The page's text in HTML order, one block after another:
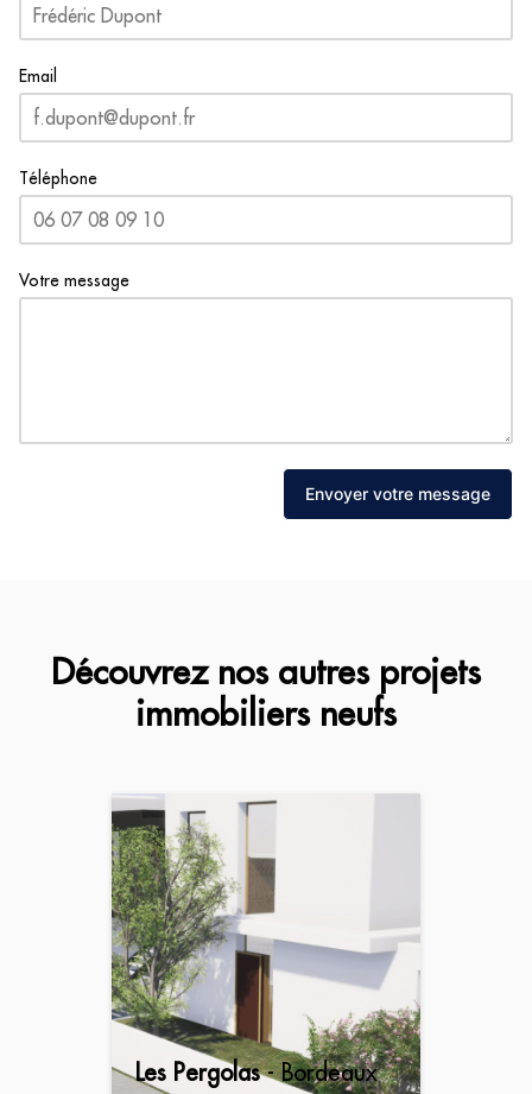
Email
Téléphone
Votre message
Envoyer votre message
Découvrez nos autres projets
immobiliers neufs
Les Pergolas- Bordeaux